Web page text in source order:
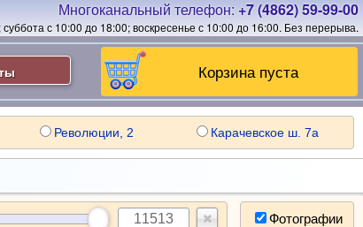
Многоканальный телефон: +7 (4862) 59-99-00
с 10:00 до 18:00; воскресенье с 10:00 до 16:00. Без перерыва.
Корзина пуста
Революции, 2 Карачевское ш. 7а
Фотографии